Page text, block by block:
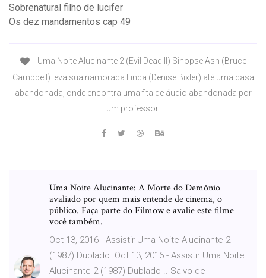
Sobrenatural filho de lucifer
Os dez mandamentos cap 49
Uma Noite Alucinante 2 (Evil Dead II) Sinopse Ash (Bruce
Campbell) leva sua namorada Linda (Denise Bixler) até uma casa
abandonada, onde encontra uma fita de áudio abandonada por
um professor.
Uma Noite Alucinante: A Morte do Demônio
avaliado por quem mais entende de cinema, o
público. Faça parte do Filmow e avalie este filme
você também.
Oct 13, 2016 - Assistir Uma Noite Alucinante 2
(1987) Dublado. Oct 13, 2016 - Assistir Uma Noite
Alucinante 2 (1987) Dublado .. Salvo de